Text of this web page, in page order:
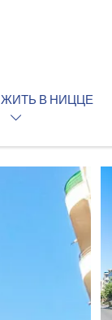
ЖИТЬ В НИЦЦЕ